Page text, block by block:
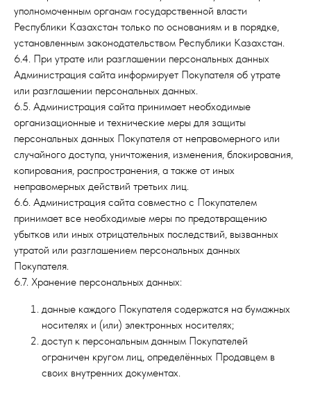
уполномоченным органам государственной власти
Республики Казахстан только по основаниям и в порядке,
установленным законодательством Республики Казахстан.
6.4. При утрате или разглашении персональных данных
Администрация сайта информирует Покупателя об утрате
или разглашении персональных данных.
6.5. Администрация сайта принимает необходимые
организационные и технические меры для защиты
персональных данных Покупателя от неправомерного или
случайного доступа, уничтожения, изменения, блокирования,
копирования, распространения, а также от иных
неправомерных действий третьих лиц.
6.6. Администрация сайта совместно с Покупателем
принимает все необходимые меры по предотвращению
убытков или иных отрицательных последствий, вызванных
утратой или разглашением персональных данных
Покупателя.
6.7. Хранение персональных данных:
данные каждого Покупателя содержатся на бумажных
носителях и (или) электронных носителях;
доступ к персональным данным Покупателей
ограничен кругом лиц, определённых Продавцем в
своих внутренних документах.